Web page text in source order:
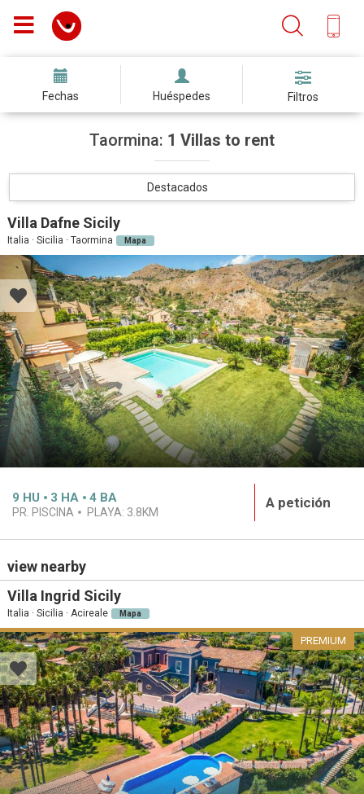
Fechas Huéspedes Filtros
Taormina: 1 Villas to rent
Destacados
Villa Dafne Sicily
Italia · Sicilia · Taormina Mapa
9 HU 3 HA 4 BA
PR. PISCINA PLAYA: 3.8KM
A petición
view nearby
Villa Ingrid Sicily
Italia · Sicilia · Acireale Mapa
PREMIUM